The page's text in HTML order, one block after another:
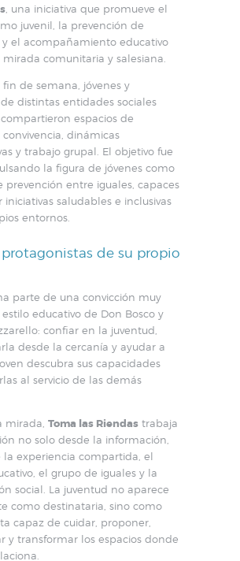
, una iniciativa que promueve el
juvenil, la prevención de
y el acompañamiento educativo
comunitaria y salesiana.
de semana, jóvenes y
distintas entidades sociales
espacios de
dinámicas
y trabajo grupal. El objetivo fue
la figura de jóvenes como
prevención entre iguales, capaces
iniciativas saludables e inclusivas
entornos.
protagonistas de su propio
parte de una convicción muy
educativo de Don Bosco y
confiar en la juventud,
desde la cercanía y ayudar a
descubra sus capacidades
al servicio de las demás
mirada, Toma las Riendas trabaja
no solo desde la información,
la experiencia compartida, el
el grupo de iguales y la
social. La juventud no aparece
como destinataria, sino como
capaz de cuidar, proponer,
y transformar los espacios donde